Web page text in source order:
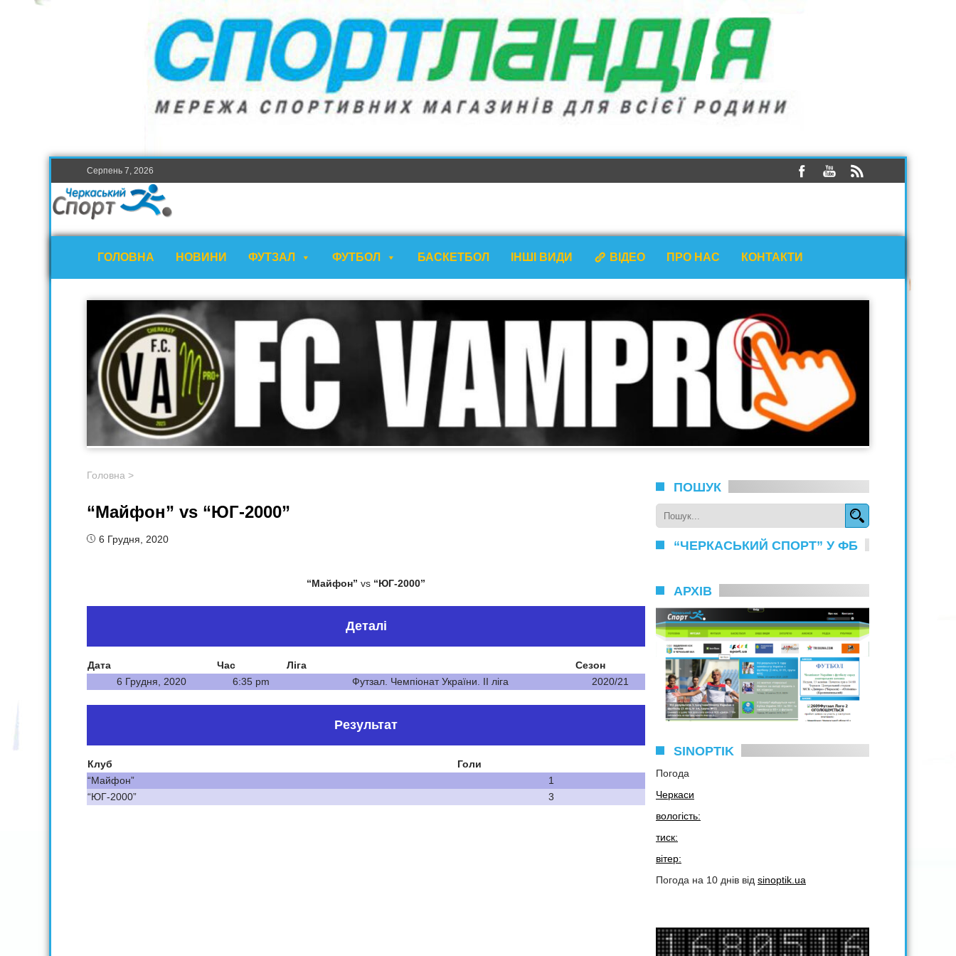
Серпень 7, 2026
ГОЛОВНА НОВИНИ ФУТЗАЛ ФУТБОЛ БАСКЕТБОЛ ІНШІ ВИДИ ВІДЕО ПРО НАС КОНТАКТИ
Головна >
“Майфон” vs “ЮГ-2000”
6 Грудня, 2020
“Майфон” vs “ЮГ-2000”
Деталі
Дата Час Ліга
Сезон
6 Грудня, 2020
6:35 pm Футзал. Чемпіонат України. ІІ ліга 2020/21
Результат
Клуб
Голи
“Майфон”
1
“ЮГ-2000”
3
ПОШУК
“ЧЕРКАСЬКИЙ СПОРТ” У ФБ
АРХІВ
SINOPTIK
Погода
Черкаси
вологість:
тиск:
вітер:
Погода на 10 днів від sinoptik.ua